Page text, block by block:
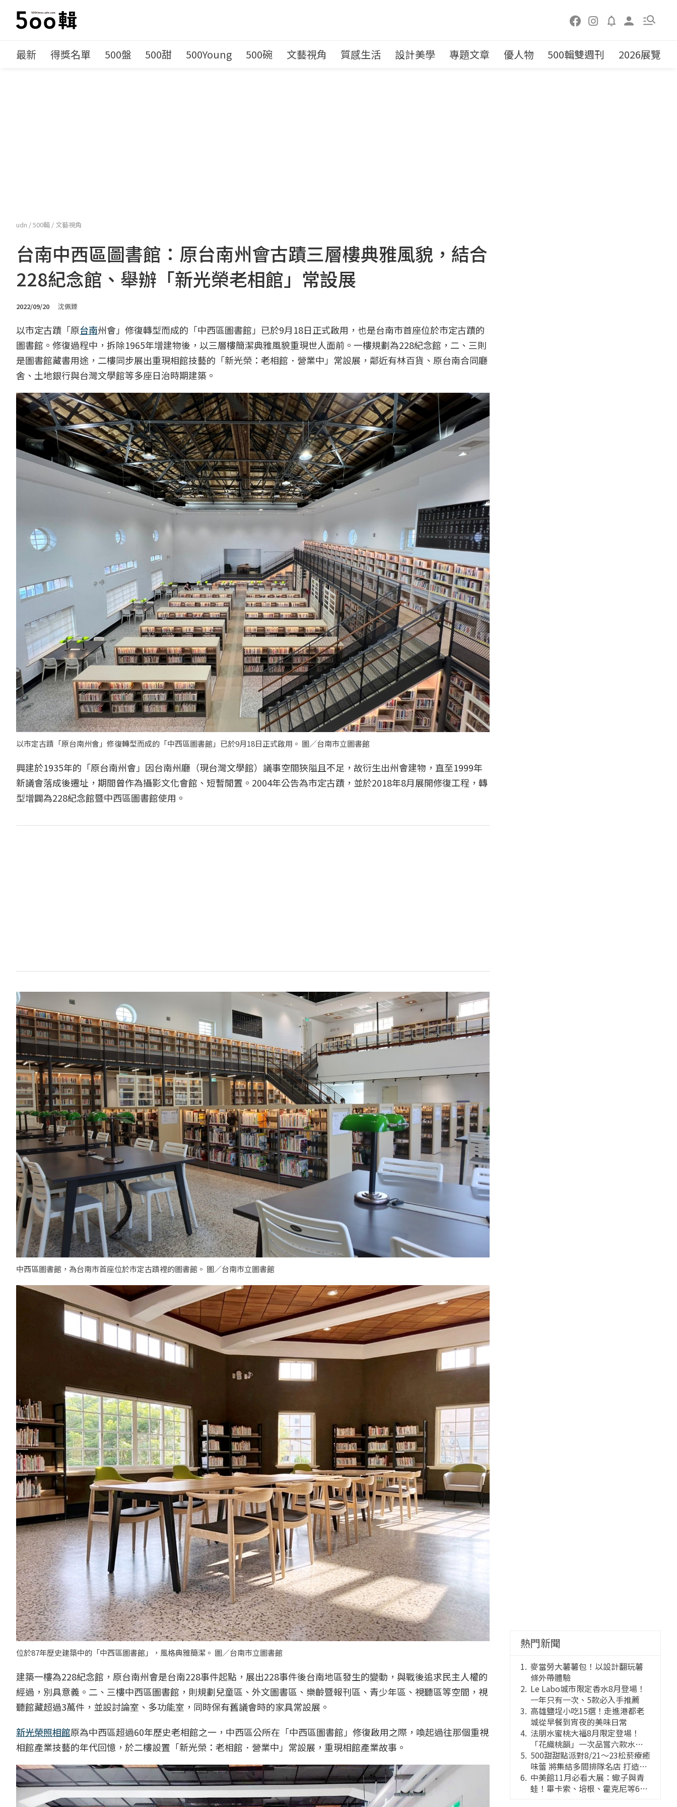
最新 得獎名單 500盤 500甜 500Young 500碗 文藝視角 質感生活 設計美學 專題文章 優人物 500輯雙週刊 2026展覽
udn /500輯 / 文藝視角
台南中西區圖書館：原台南州會古蹟三層樓典雅風貌，結合
228紀念館、舉辦「新光榮老相館」常設展
2022/09/20 沈佩臻
以市定古蹟「原台南州會」修復轉型而成的「中西區圖書館」已於9月18日正式啟用，也是台南市首座位於市定古蹟的
圖書館。修復過程中，拆除1965年增建物後，以三層樓簡潔典雅風貌重現世人面前。一樓規劃為228紀念館，二、三則
是圖書館藏書用途，二樓同步展出重現相館技藝的「新光榮：老相館．營業中」常設展，鄰近有林百貨、原台南合同廳
舍、土地銀行與台灣文學館等多座日治時期建築。
以市定古蹟「原台南州會」修復轉型而成的「中西區圖書館」已於9月18日正式啟用。 圖／台南市立圖書館
興建於1935年的「原台南州會」因台南州廳（現台灣文學館）議事空間狹隘且不足，故衍生出州會建物，直至1999年
新議會落成後遷址，期間曾作為攝影文化會館、短暫閒置。2004年公告為市定古蹟，並於2018年8月展開修復工程，轉
型增闢為228紀念館暨中西區圖書館使用。
中西區圖書館，為台南市首座位於市定古蹟裡的圖書館。 圖／台南市立圖書館
位於87年歷史建築中的「中西區圖書館」，風格典雅簡潔。 圖／台南市立圖書館
建築一樓為228紀念館，原台南州會是台南228事件起點，展出228事件後台南地區發生的變動，與戰後追求民主人權的
經過，別具意義。二、三樓中西區圖書館，則規劃兒童區、外文圖書區、樂齡暨報刊區、青少年區、視聽區等空間，視
聽館藏超過3萬件，並設討論室、多功能室，同時保有舊議會時的家具常設展。
新光榮照相館原為中西區超過60年歷史老相館之一，中西區公所在「中西區圖書館」修復啟用之際，喚起過往那個重視
相館產業技藝的年代回憶，於二樓設置「新光榮：老相館．營業中」常設展，重現相館產業故事。
熱門新聞
麥當勞大薯薯包！以設計翻玩薯
條外帶體驗
Le Labo城市限定香水8月登場！
一年只有一次、5款必入手推薦
高雄鹽埕小吃15選！走進港都老
城從早餐到宵夜的美味日常
法朋水蜜桃大福8月限定登場！
「花織桃韻」一次品嘗六款水蜜
桃花果大福
500甜甜點派對8/21～23松菸療癒
味蕾 將集結多間排隊名店 打造靈
感創意的舞台
中美館11月必看大展：蠍子與青
蛙！畢卡索、培根、霍克尼等66